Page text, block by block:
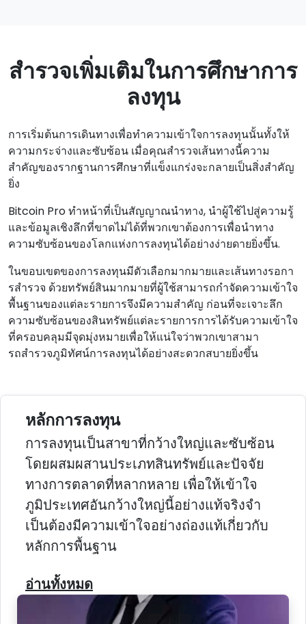
สํารวจเพิ่มเติมในการศึกษาการ
ลงทุน
การเริ่มต้นการเดินทางเพื่อทําความเข้าใจการลงทุนนั้นทั้งให้
ความกระจ่างและซับซ้อน เมื่อคุณสํารวจเส้นทางนี้ความ
สําคัญของรากฐานการศึกษาที่แข็งแกร่งจะกลายเป็นสิ่งสําคัญ
ยิ่ง
Bitcoin Pro ทําหน้าที่เป็นสัญญาณนําทาง, นําผู้ใช้ไปสู่ความรู้
และข้อมูลเชิงลึกที่ขาดไม่ได้ที่พวกเขาต้องการเพื่อนําทาง
ความซับซ้อนของโลกแห่งการลงทุนได้อย่างง่ายดายยิ่งขึ้น.
ในขอบเขตของการลงทุนมีตัวเลือกมากมายและเส้นทางรอกา
รสํารวจ ด้วยทรัพย์สินมากมายที่ผู้ใช้สามารถกําจัดความเข้าใจ
พื้นฐานของแต่ละรายการจึงมีความสําคัญ ก่อนที่จะเจาะลึก
ความซับซ้อนของสินทรัพย์แต่ละรายการการได้รับความเข้าใจ
ที่ครอบคลุมมีจุดมุ่งหมายเพื่อให้แน่ใจว่าพวกเขาสามา
รถสํารวจภูมิทัศน์การลงทุนได้อย่างสะดวกสบายยิ่งขึ้น
หลักการลงทุน
การลงทุนเป็นสาขาที่กว้างใหญ่และซับซ้อน
โดยผสมผสานประเภทสินทรัพย์และปัจจัย
ทางการตลาดที่หลากหลาย เพื่อให้เข้าใจ
ภูมิประเทศอันกว้างใหญ่นี้อย่างแท้จริงจํา
เป็นต้องมีความเข้าใจอย่างถ่องแท้เกี่ยวกับ
หลักการพื้นฐาน
อ่านทั้งหมด